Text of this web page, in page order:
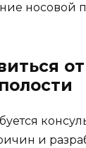
носовой
и